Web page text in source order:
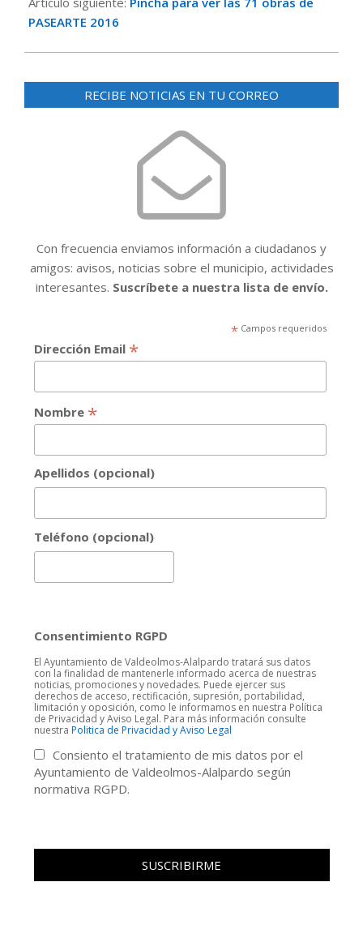
PASEARTE 2016
RECIBE NOTICIAS EN TU CORREO
Con frecuencia enviamos información a ciudadanos y
amigos: avisos, noticias sobre el municipio, actividades
interesantes. Suscríbete a nuestra lista de envío.
*Campos requeridos
Dirección Email *
Nombre *
Apellidos (opcional)
Teléfono (opcional)
Consentimiento RGPD
El Ayuntamiento de Valdeolmos-Alalpardo tratará sus datos
con la finalidad de mantenerle informado acerca de nuestras
noticias, promociones y novedades. Puede ejercer sus
derechos de acceso, rectificación, supresión, portabilidad,
limitación y oposición, como le informamos en nuestra Política
de Privacidad y Aviso Legal. Para más información consulte
nuestra Politica de Privacidad y Aviso Legal
Consiento el tratamiento de mis datos por el
Ayuntamiento de Valdeolmos-Alalpardo según
normativa RGPD.